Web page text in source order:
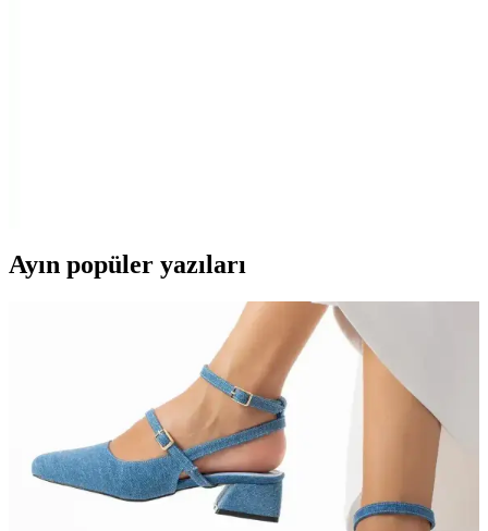
Ayın popüler yazıları